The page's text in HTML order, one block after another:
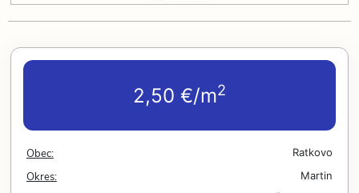
2,50 €/m2
Obec: Ratkovo
Okres: Martin